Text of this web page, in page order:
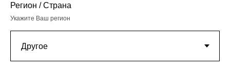
Регион / Страна
Укажите Ваш регион